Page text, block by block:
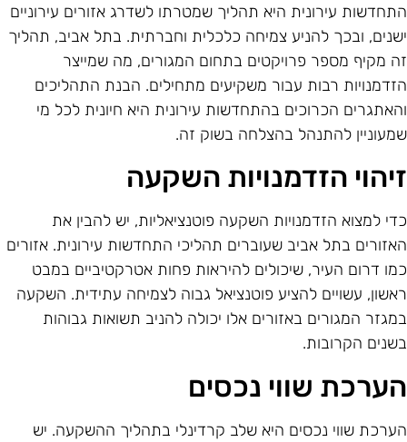
עירונית היא תהליך שמטרתו לשדרג אזורים עירוניים
ובכך להניע צמיחה כלכלית וחברתית. בתל אביב, תהליך
מקיף מספר פרויקטים בתחום המגורים, מה שמייצר
רבות עבור משקיעים מתחילים. הבנת התהליכים
הכרוכים בהתחדשות עירונית היא חיונית לכל מי
להתנהל בהצלחה בשוק זה.
הזדמנויות השקעה
למצוא הזדמנויות השקעה פוטנציאליות, יש להבין את
בתל אביב שעוברים תהליכי התחדשות עירונית. אזורים
דרום העיר, שיכולים להיראות פחות אטרקטיביים במבט
עשויים להציע פוטנציאל גבוה לצמיחה עתידית. השקעה
המגורים באזורים אלו יכולה להניב תשואות גבוהות
הקרובות.
שווי נכסים
שווי נכסים היא שלב קרדינלי בתהליך ההשקעה. יש